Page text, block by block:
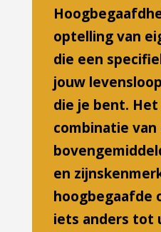
optelling van
die een
jouw
die je bent. Het
combinatie van
en
hoogbegaafde
iets anders tot